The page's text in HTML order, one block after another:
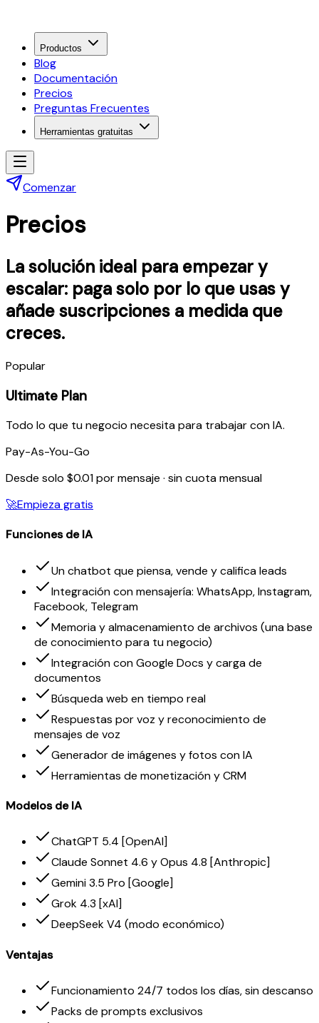
Productos
Blog
Documentación
Precios
Preguntas Frecuentes
Herramientas gratuitas
Comenzar
Precios
La solución ideal para empezar y
escalar: paga solo por lo que usas y
añade suscripciones a medida que
creces.
Popular
Ultimate Plan
Todo lo que tu negocio necesita para trabajar con IA.
Pay-As-You-Go
Desde solo $0.01 por mensaje · sin cuota mensual
🚀Empieza gratis
Funciones de IA
Un chatbot que piensa, vende y califica leads
Integración con mensajería: WhatsApp, Instagram,
Facebook, Telegram
Memoria y almacenamiento de archivos (una base
de conocimiento para tu negocio)
Integración con Google Docs y carga de
documentos
Búsqueda web en tiempo real
Respuestas por voz y reconocimiento de
mensajes de voz
Generador de imágenes y fotos con IA
Herramientas de monetización y CRM
Modelos de IA
ChatGPT 5.4 [OpenAI]
Claude Sonnet 4.6 y Opus 4.8 [Anthropic]
Gemini 3.5 Pro [Google]
Grok 4.3 [xAI]
DeepSeek V4 (modo económico)
Ventajas
Funcionamiento 24/7 todos los días, sin descanso
Packs de prompts exclusivos